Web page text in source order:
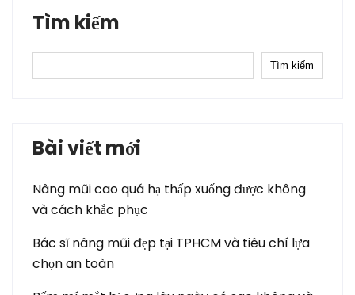
Tìm kiếm
Tìm kiếm
Bài viết mới
Nâng mũi cao quá hạ thấp xuống được không
và cách khắc phục
Bác sĩ nâng mũi đẹp tại TPHCM và tiêu chí lựa
chọn an toàn